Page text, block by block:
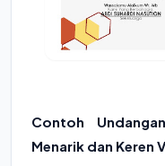
Contoh
Menarik dan Keren